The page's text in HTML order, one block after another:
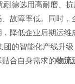
德选用高耐磨、
故障率低。同时
降低企业后期运维
的智能化产线升
合自身需求的物流